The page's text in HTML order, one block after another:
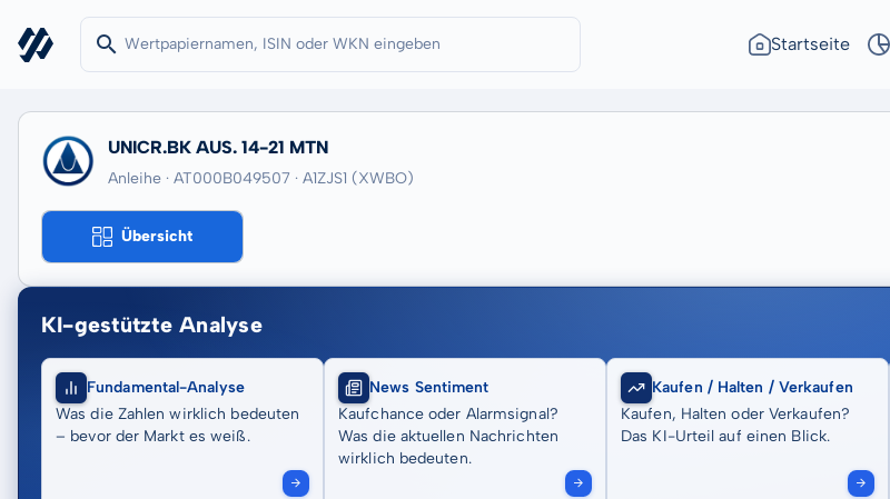
Startseite
UNICR.BK AUS. 14-21 MTN
Anleihe · AT000B049507 · A1ZJS1 (XWBO)
Übersicht
KI-gestützte Analyse
Fundamental-Analyse
Was die Zahlen wirklich bedeuten
– bevor der Markt es weiß.
News Sentiment
Kaufchance oder Alarmsignal?
Was die aktuellen Nachrichten
wirklich bedeuten.
Kaufen / Halten / Verkaufen
Kaufen, Halten oder Verkaufen?
Das KI-Urteil auf einen Blick.